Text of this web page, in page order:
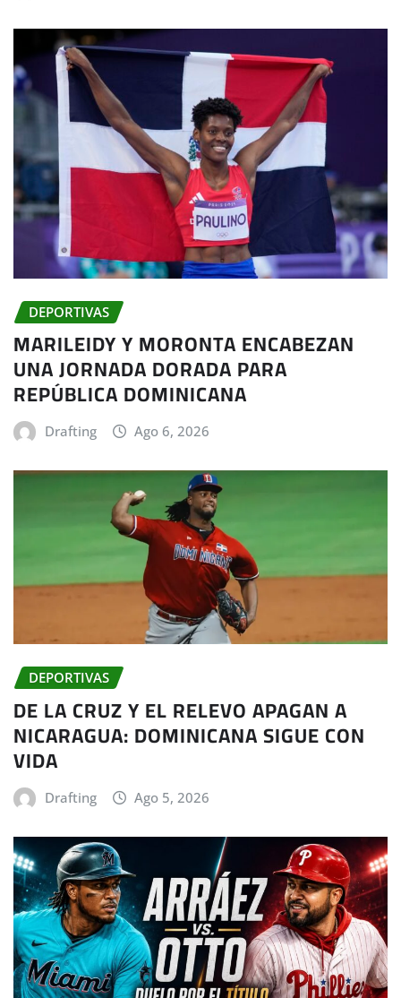
DEPORTIVAS
MARILEIDY Y MORONTA ENCABEZAN
UNA JORNADA DORADA PARA
REPÚBLICA DOMINICANA
Drafting Ago 6, 2026
DEPORTIVAS
DE LA CRUZ Y EL RELEVO APAGAN A
NICARAGUA: DOMINICANA SIGUE CON
VIDA
Drafting Ago 5, 2026